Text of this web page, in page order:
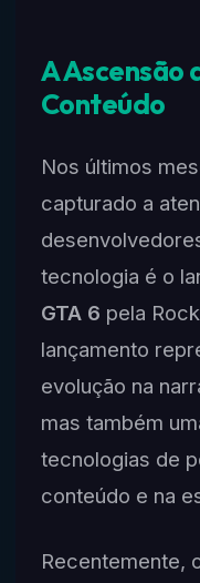
A Ascensão
Conteúdo
Nos últimos
capturado a
tecnologia é o
GTA 6 pela
lançamento
evolução na
mas também
tecnologias de
conteúdo e na
Recentemente,